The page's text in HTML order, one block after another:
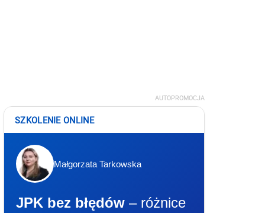
AUTOPROMOCJA
SZKOLENIE ONLINE
Małgorzata Tarkowska
JPK bez błędów – różnice